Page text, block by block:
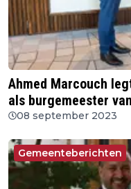
Ahmed Marcouch
als burgemeester
08 september 2023
Gemeenteberichten